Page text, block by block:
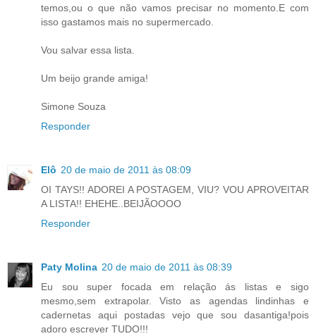
temos,ou o que não vamos precisar no momento.E com
isso gastamos mais no supermercado.
Vou salvar essa lista.
Um beijo grande amiga!
Simone Souza
Responder
Elô 20 de maio de 2011 às 08:09
OI TAYS!! ADOREI A POSTAGEM, VIU? VOU APROVEITAR
A LISTA!! EHEHE..BEIJÃOOOO
Responder
Paty Molina 20 de maio de 2011 às 08:39
Eu sou super focada em relação ás listas e sigo
mesmo,sem extrapolar. Visto as agendas lindinhas e
cadernetas aqui postadas vejo que sou dasantiga!pois
adoro escrever TUDO!!!